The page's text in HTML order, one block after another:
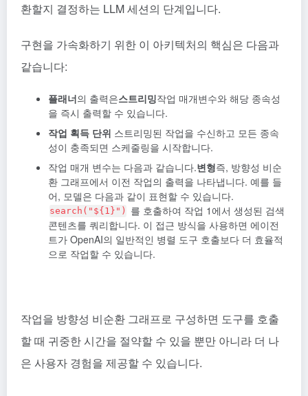
환할지 결정하는 LLM 세션의 단계입니다.
구현을 가속화하기 위한 이 아키텍처의 핵심은 다음과
같습니다:
플래너의 출력은스트리밍작업 매개변수와 해당 종속성
을 즉시 출력할 수 있습니다.
작업 획득 단위 스트리밍된 작업을 수신하고 모든 종속
성이 충족되면 스케줄링을 시작합니다.
작업 매개 변수는 다음과 같습니다.변형즉, 방향성 비순
환 그래프에서 이전 작업의 출력을 나타냅니다. 예를 들
어, 모델은 다음과 같이 표현할 수 있습니다.
search("${1}")
를 호출하여 작업 1에서 생성된 검색
콘텐츠를 쿼리합니다. 이 접근 방식을 사용하면 에이전
트가 OpenAI의 일반적인 병렬 도구 호출보다 더 효율적
으로 작업할 수 있습니다.
작업을 방향성 비순환 그래프로 구성하면 도구를 호출
할 때 귀중한 시간을 절약할 수 있을 뿐만 아니라 더 나
은 사용자 경험을 제공할 수 있습니다.